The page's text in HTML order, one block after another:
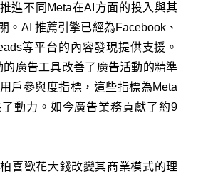
進不同Meta在AI方面的投入與其
。AI 推薦引擎已經為Facebook、
等平台的內容發現提供支援。
的廣告工具改善了廣告活動的精準
戶參與度指標，這些指標為Meta
動力。如今廣告業務貢獻了約9
喜歡花大錢改變其商業模式的理